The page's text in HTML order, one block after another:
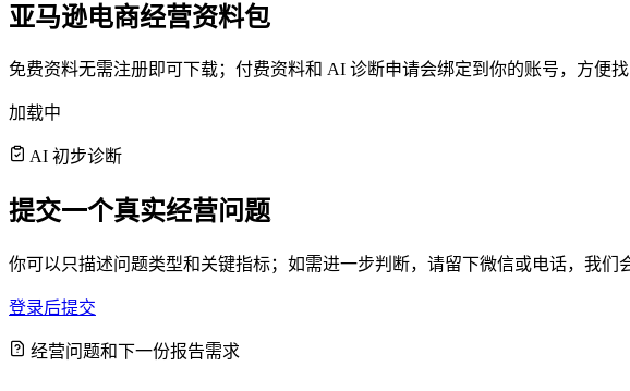
亚马逊电商经营资料包
免费资料无需注册即可下载；付费资料和 AI 诊断申请会绑定到你的账号，方便
加载中
AI 初步诊断
提交一个真实经营问题
你可以只描述问题类型和关键指标；如需进一步判断，请留下微信或电话，我们
登录后提交
经营问题和下一份报告需求